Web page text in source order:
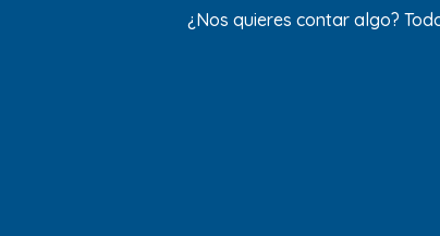
¿Nos quieres contar algo?